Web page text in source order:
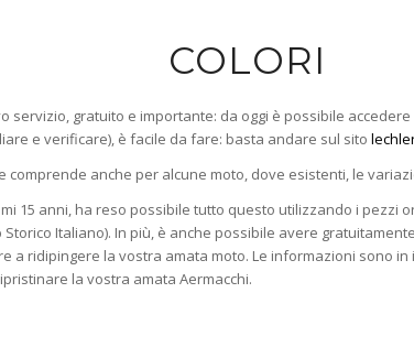
COLORI
servizio, gratuito e importante: da oggi è possibile
e verificare), è facile da fare: basta andare sul sito
comprende anche per alcune moto, dove esistenti, le
15 anni, ha reso possibile tutto questo utilizzando i pezzi
Italiano). In più, è anche possibile avere
a ridipingere la vostra amata moto. Le informazioni sono in
la vostra amata Aermacchi.